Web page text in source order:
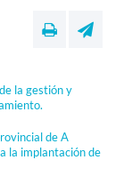
la gestión y
de A
la implantación de